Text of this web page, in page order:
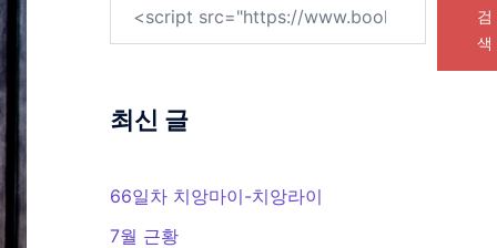
검
색
최신 글
66일차 치앙마이-치앙라이
7월 근황